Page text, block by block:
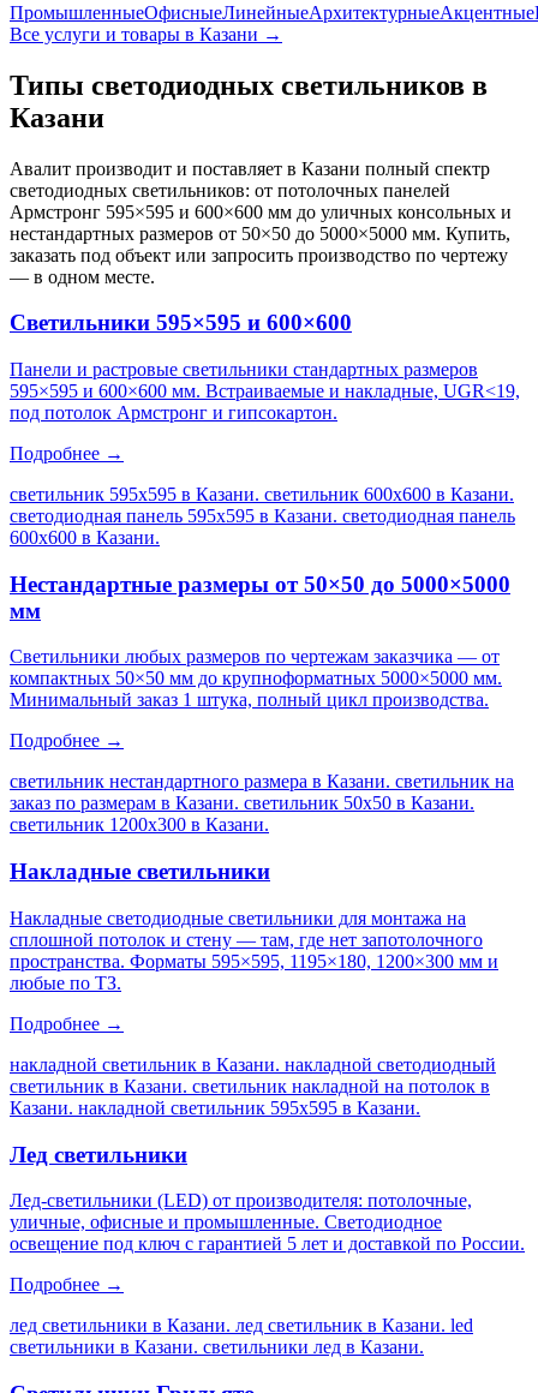
ПромышленныеОфисныеЛинейныеАрхитектурныеАкцентные
Все услуги и товары в Казани →
Типы светодиодных светильников в
Казани
Авалит производит и поставляет в Казани полный спектр
светодиодных светильников: от потолочных панелей
Армстронг 595×595 и 600×600 мм до уличных консольных и
нестандартных размеров от 50×50 до 5000×5000 мм. Купить,
заказать под объект или запросить производство по чертежу
— в одном месте.
Светильники 595×595 и 600×600
Панели и растровые светильники стандартных размеров
595×595 и 600×600 мм. Встраиваемые и накладные, UGR<19,
под потолок Армстронг и гипсокартон.
Подробнее →
светильник 595х595 в Казани. светильник 600х600 в Казани.
светодиодная панель 595х595 в Казани. светодиодная панель
600х600 в Казани.
Нестандартные размеры от 50×50 до 5000×5000
мм
Светильники любых размеров по чертежам заказчика — от
компактных 50×50 мм до крупноформатных 5000×5000 мм.
Минимальный заказ 1 штука, полный цикл производства.
Подробнее →
светильник нестандартного размера в Казани. светильник на
заказ по размерам в Казани. светильник 50х50 в Казани.
светильник 1200х300 в Казани.
Накладные светильники
Накладные светодиодные светильники для монтажа на
сплошной потолок и стену — там, где нет запотолочного
пространства. Форматы 595×595, 1195×180, 1200×300 мм и
любые по ТЗ.
Подробнее →
накладной светильник в Казани. накладной светодиодный
светильник в Казани. светильник накладной на потолок в
Казани. накладной светильник 595х595 в Казани.
Лед светильники
Лед-светильники (LED) от производителя: потолочные,
уличные, офисные и промышленные. Светодиодное
освещение под ключ с гарантией 5 лет и доставкой по России.
Подробнее →
лед светильники в Казани. лед светильник в Казани. led
светильники в Казани. светильники лед в Казани.